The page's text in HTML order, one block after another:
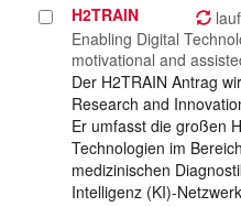
Projekt
auswählen
H2TRAIN
Enabling Digital
motivational and
Der H2TRAIN Antrag
Research and
Er umfasst die großen
Technologien im
medizinischen
Intelligenz (KI)-